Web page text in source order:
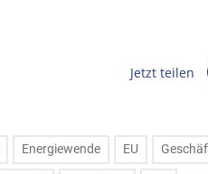
Jetzt teilen
Energiewende EU